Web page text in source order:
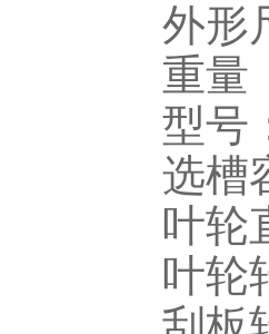
外形
重量
型号
选槽
叶轮
叶轮